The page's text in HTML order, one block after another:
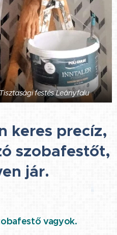
festés Leányfalu
keres precíz,
szobafestőt,
jár.
vagyok.